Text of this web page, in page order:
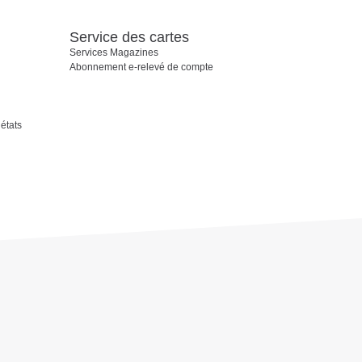
Service des cartes
Services Magazines
Abonnement e-relevé de compte